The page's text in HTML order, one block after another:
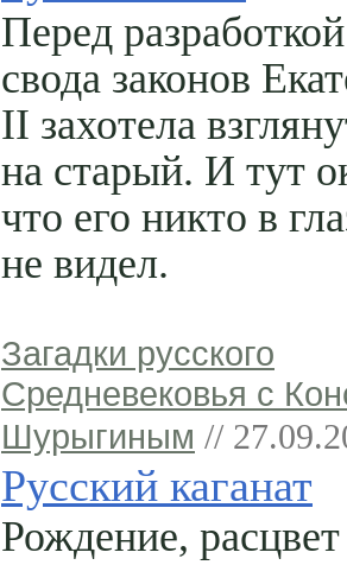
Перед
свода законов
II захотела
на старый. И тут
что его никто в
не видел.
Загадки русского
Средневековья с
Шурыгиным //
Русский каганат
Рождение, расцвет